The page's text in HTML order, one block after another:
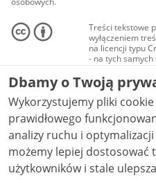
Treści tekstowe
wyłączeniem
na licencji typu
- na tych samych
Materiały
audio i wideo, są
Creative
niekomercyjne -
NC-ND 4.0), o ile
Dbamy o Twoją
Wykorzystujemy pliki
prawidłowego
analizy ruchu i optymalizacji
możemy lepiej dostosować
użytkowników i stale ulepszać nasze